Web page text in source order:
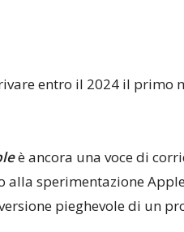
entro il 2024 il primo
è ancora una voce di
alla sperimentazione
pieghevole di un